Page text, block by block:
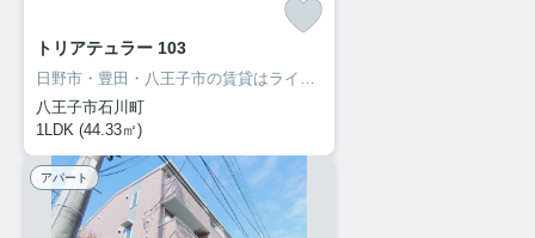
トリアテュラー 103
日野市・豊田・八王子市の賃貸はライフクリエイト豊田駅前店へ♪ご来店・お問い合わせをお待ちしてます♪♪
八王子市石川町
1LDK (44.33㎡)
アパート